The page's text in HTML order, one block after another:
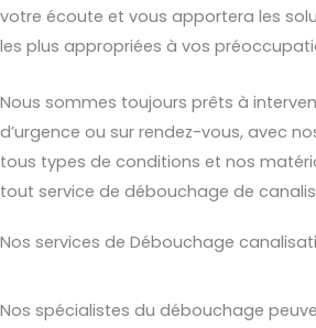
votre écoute et vous apportera les
les plus appropriées à vos
Nous sommes toujours prêts à
d’urgence ou sur rendez-vous, avec
tous types de conditions et nos
tout service de débouchage de
Nos services de Débouchage
Nos spécialistes du débouchage